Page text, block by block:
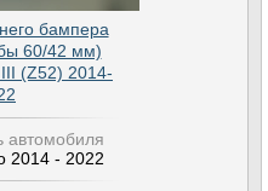
бампера
60/42 мм)
(Z52) 2014-
автомобиля
2014 - 2022